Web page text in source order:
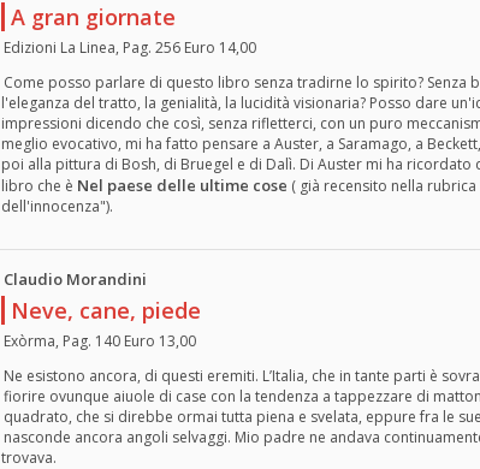
A gran giornate
Edizioni La Linea, Pag. 256 Euro 14,00
Come posso parlare di questo libro senza tradirne lo spirito? Senza
l'eleganza del tratto, la genialità, la lucidità visionaria? Posso dare
impressioni dicendo che così, senza rifletterci, con un puro
meglio evocativo, mi ha fatto pensare a Auster, a Saramago, a
poi alla pittura di Bosh, di Bruegel e di Dalì. Di Auster mi ha ricordato
libro che è Nel paese delle ultime cose ( già recensito nella rubrica
dell'innocenza").
Claudio Morandini
Neve, cane, piede
Exòrma, Pag. 140 Euro 13,00
Ne esistono ancora, di questi eremiti. L’Italia, che in tante parti è
fiorire ovunque aiuole di case con la tendenza a tappezzare di
quadrato, che si direbbe ormai tutta piena e svelata, eppure fra le
nasconde ancora angoli selvaggi. Mio padre ne andava
trovava.